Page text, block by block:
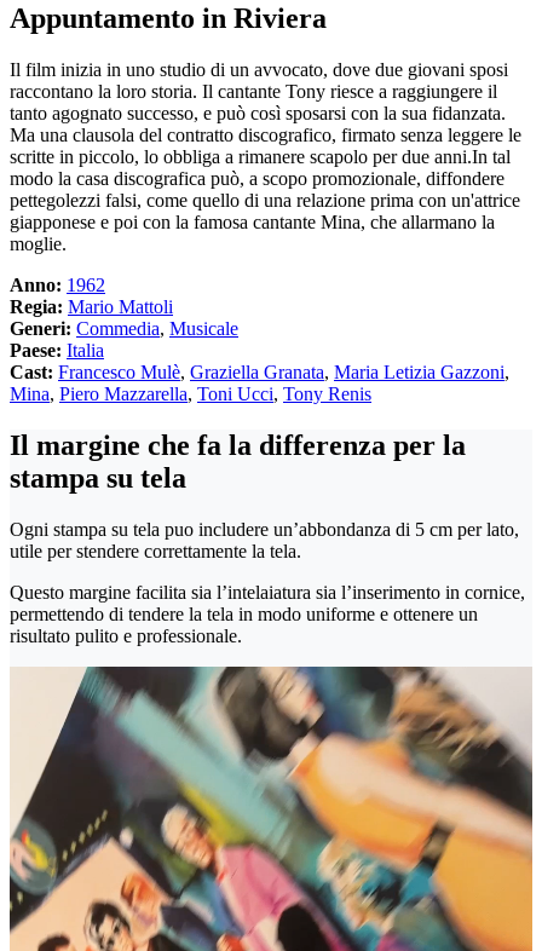
Appuntamento in Riviera
Il film inizia in uno studio di un avvocato, dove due giovani sposi
raccontano la loro storia. Il cantante Tony riesce a raggiungere il
tanto agognato successo, e può così sposarsi con la sua fidanzata.
Ma una clausola del contratto discografico, firmato senza leggere le
scritte in piccolo, lo obbliga a rimanere scapolo per due anni.In tal
modo la casa discografica può, a scopo promozionale, diffondere
pettegolezzi falsi, come quello di una relazione prima con un'attrice
giapponese e poi con la famosa cantante Mina, che allarmano la
moglie.
Anno: 1962
Regia: Mario Mattoli
Generi: Commedia, Musicale
Paese: Italia
Cast: Francesco Mulè, Graziella Granata, Maria Letizia Gazzoni,
Mina, Piero Mazzarella, Toni Ucci, Tony Renis
Il margine che fa la differenza per la
stampa su tela
Ogni stampa su tela puo includere un’abbondanza di 5 cm per lato,
utile per stendere correttamente la tela.
Questo margine facilita sia l’intelaiatura sia l’inserimento in cornice,
permettendo di tendere la tela in modo uniforme e ottenere un
risultato pulito e professionale.